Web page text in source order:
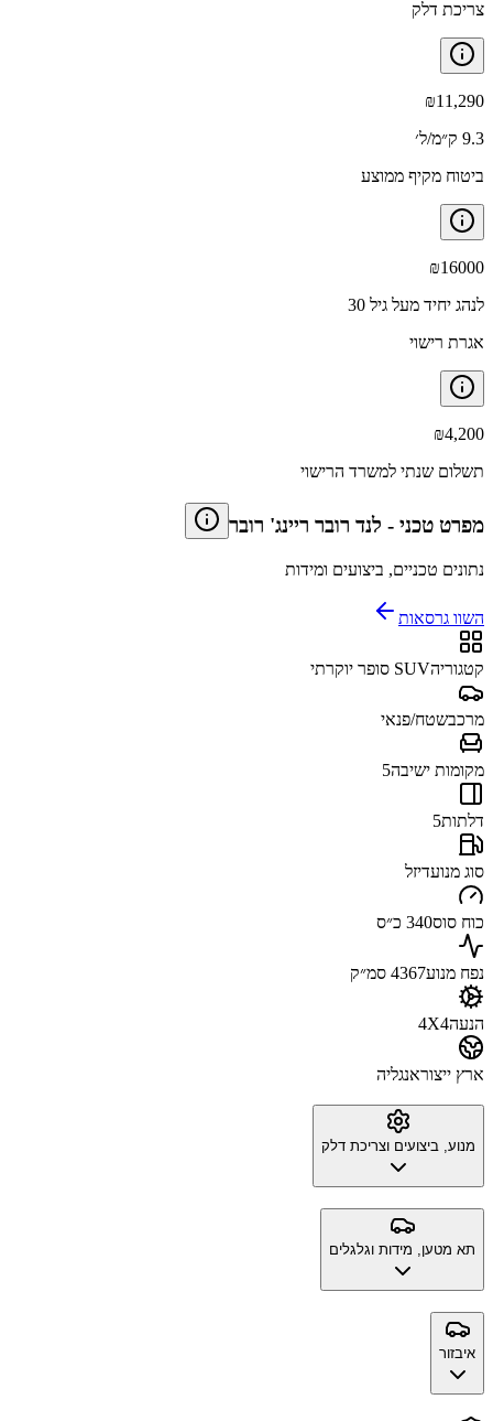
צריכת דלק
₪11,290
9.3 ק״מ/ל׳
ביטוח מקיף ממוצע
₪16000
לנהג יחיד מעל גיל 30
אגרת רישוי
₪4,200
תשלום שנתי למשרד הרישוי
מפרט טכני - לנד רובר ריינג' רובר
נתונים טכניים, ביצועים ומידות
השוו גרסאות
קטגוריהSUV סופר יוקרתי
מרכבשטח/פנאי
מקומות ישיבה5
דלתות5
סוג מנועדיזל
כוח סוס340 כ״ס
נפח מנוע4367 סמ״ק
הנעה4X4
ארץ ייצוראנגליה
מנוע, ביצועים וצריכת דלק
תא מטען, מידות וגלגלים
איבזור